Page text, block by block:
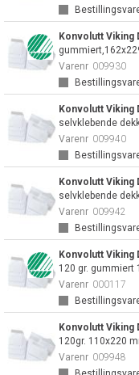
Konvolutt Viking
Varenr 009930
Konvolutt Viking
selvklebende
Varenr 009940
Konvolutt Viking
selvklebende
Varenr 009942
Konvolutt Viking
120 gr. gummiert
Varenr 000117
Konvolutt Viking
120gr. 110x220
Varenr 009948